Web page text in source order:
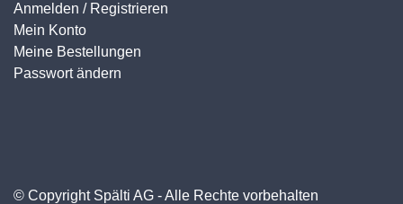
Anmelden / Registrieren
Mein Konto
Meine Bestellungen
Passwort ändern
© Copyright Spälti AG - Alle Rechte vorbehalten